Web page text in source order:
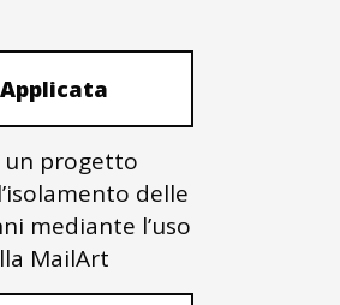
un progetto
delle
mediante l’uso
MailArt